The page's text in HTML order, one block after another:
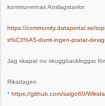
kommunernas Anslagstavlor
https://community.dataportal.se/
s%C3%A5-dumt-ingen-pratar-
Jag skapar nu skuggbackloggar
Riksdagen
* https://github.com/salgo60/